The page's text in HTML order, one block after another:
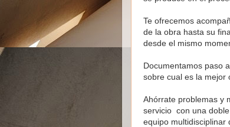
Te ofrecemos
de la obra hasta su
desde el mismo
Documentamos paso
sobre cual es la mejor
Ahórrate problemas y
servicio con una
equipo multidisciplinar